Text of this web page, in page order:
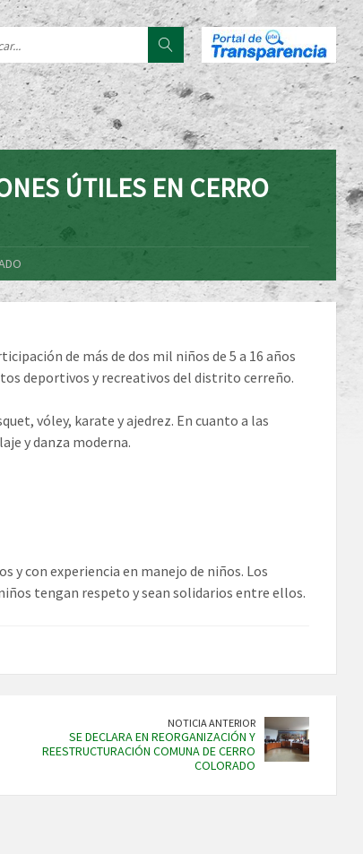
ÚTILES EN CERRO
de más de dos mil niños de 5 a 16 años
deportivos y recreativos del distrito cerreño.
vóley, karate y ajedrez. En cuanto a las
y danza moderna.
y con experiencia en manejo de niños. Los
tengan respeto y sean solidarios entre ellos.
NOTICIA ANTERIOR
SE DECLARA EN REORGANIZACIÓN Y
REESTRUCTURACIÓN COMUNA DE CERRO
COLORADO